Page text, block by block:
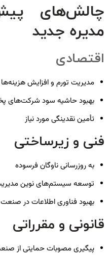
چالش‌های
مدیره جدید
اقتصادی
مدیریت تورم و افزایش هزینه‌ها
بهبود حاشیه سود شرکت‌های
تأمین نقدینگی مورد نیاز
فنی و زیرساختی
به روزرسانی ناوگان فرسوده
توسعه سیستم‌های نوین مدیریت
بهبود فناوری اطلاعات در
قانونی و مقرراتی
پیگیری مصوبات حمایتی از